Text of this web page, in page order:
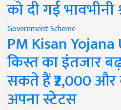
को दी गई भावभीनी
Government Scheme
PM Kisan
किस्त का इंतजार
सकते हैं ₹2,000
अपना स्टेटस